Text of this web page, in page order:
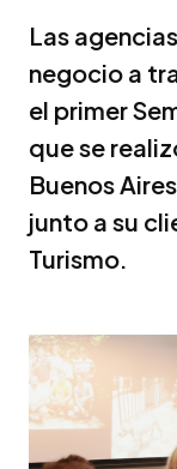
Las
negocio a
el primer
que se
Buenos
junto a su
Turismo.